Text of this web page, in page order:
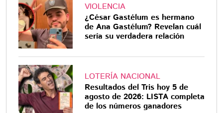
VIOLENCIA
¿César Gastélum es hermano
de Ana Gastélum? Revelan cuál
sería su verdadera relación
LOTERÍA NACIONAL
Resultados del Tris hoy 5 de
agosto de 2026: LISTA completa
de los números ganadores